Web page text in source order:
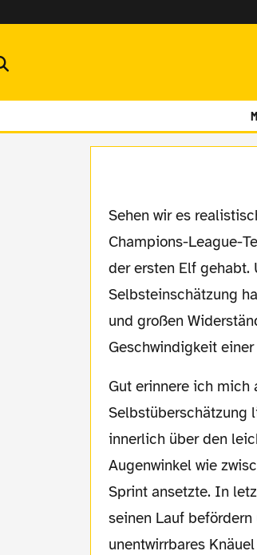
Sehen wir es realistisch. Mit seinen fußballerischen Fähigkeiten hätte er bei einem
Champions-League-
der ersten Elf
Selbsteinschätzung
und großen
Geschwindigkeit
Gut erinnere ich mich an eine der Sternstunden beim Mittwochskick. In wahnsinniger
Selbstüberschätzung
innerlich über den
Augenwinkel wie
Sprint ansetzte. In
seinen Lauf
unentwirrbares